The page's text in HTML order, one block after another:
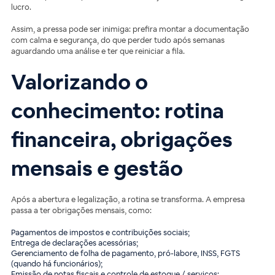
lucro.
Assim, a pressa pode ser inimiga: prefira montar a documentação
com calma e segurança, do que perder tudo após semanas
aguardando uma análise e ter que reiniciar a fila.
Valorizando o
conhecimento: rotina
financeira, obrigações
mensais e gestão
Após a abertura e legalização, a rotina se transforma. A empresa
passa a ter obrigações mensais, como:
Pagamentos de impostos e contribuições sociais;
Entrega de declarações acessórias;
Gerenciamento de folha de pagamento, pró-labore, INSS, FGTS
(quando há funcionários);